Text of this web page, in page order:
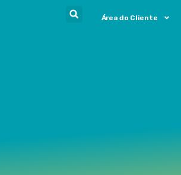
Área do Cliente